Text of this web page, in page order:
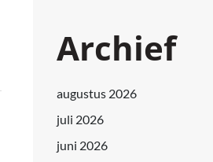
Archief
augustus 2026
juli 2026
juni 2026